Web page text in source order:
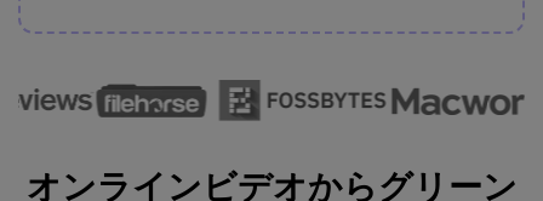
オンラインビデオからグリーン